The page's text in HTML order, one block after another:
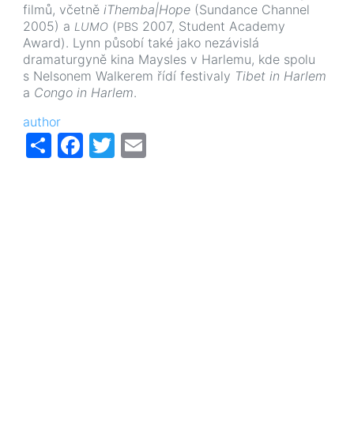
filmů, včetně iThemba|Hope (Sundance Channel
2005) a LUMO (PBS 2007, Student Academy
Award). Lynn působí také jako nezávislá
dramaturgyně kina Maysles v Harlemu, kde spolu
s Nelsonem Walkerem řídí festivaly Tibet in Harlem
a Congo in Harlem.
author
ShareFacebook
Twitter